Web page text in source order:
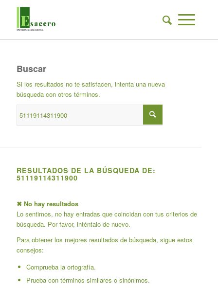
Buscar
Si los resultados no te satisfacen, intenta una nueva
búsqueda con otros términos.
RESULTADOS DE LA BÚSQUEDA DE:
51119114311900
✖ No hay resultados
Lo sentimos, no hay entradas que coincidan con tus criterios de
búsqueda. Por favor, inténtalo de nuevo.
Para obtener los mejores resultados de búsqueda, sigue estos
consejos:
Comprueba la ortografía.
Prueba con términos similares o sinónimos.